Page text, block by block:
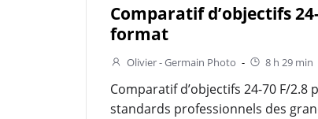
Comparatif d’objectifs
format
Olivier - Germain Photo - 8 h 29 min
Comparatif d’objectifs 24-70 F/
standards professionnels des